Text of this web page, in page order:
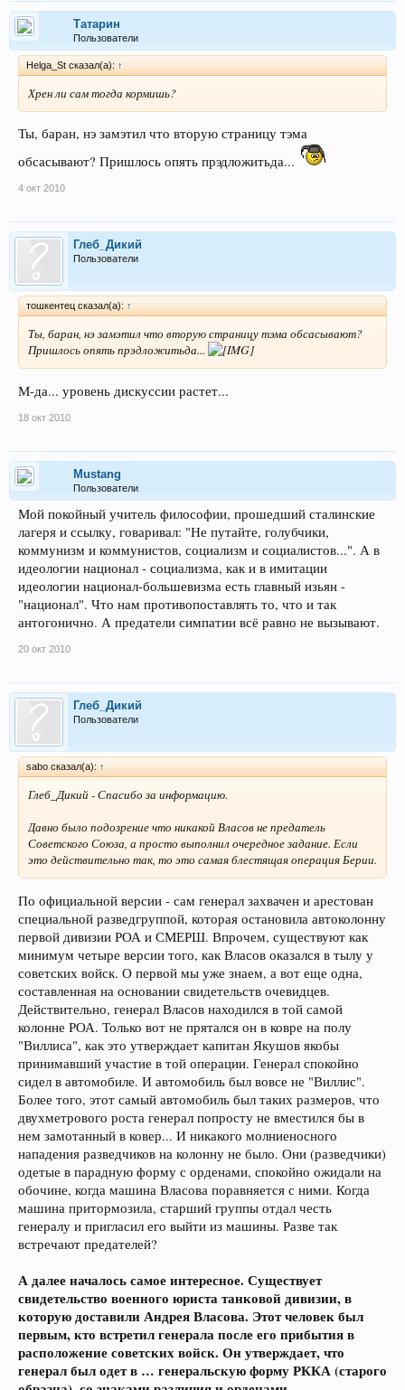
Татарин
Пользователи
Helga_St сказал(а): ↑
Хрен ли сам тогда кормишь?
Ты, баран, нэ замэтил что вторую страницу тэма
обсасывают? Пришлось опять прэдложитьда...
4 окт 2010
Глеб_Дикий
Пользователи
тошкентец сказал(а): ↑
Ты, баран, нэ замэтил что вторую страницу тэма обсасывают?
Пришлось опять прэдложитьда...
М-да... уровень дискуссии растет...
18 окт 2010
Mustang
Пользователи
Мой покойный учитель философии, прошедший сталинские
лагеря и ссылку, говаривал: "Не путайте, голубчики,
коммунизм и коммунистов, социализм и социалистов...". А в
идеологии национал - социализма, как и в имитации
идеологии национал-большевизма есть главный изьян -
"национал". Что нам противопоставлять то, что и так
антогонично. А предатели симпатии всё равно не вызывают.
20 окт 2010
Глеб_Дикий
Пользователи
sabo сказал(а): ↑
Глеб_Дикий - Спасибо за информацию.
Давно было подозрение что никакой Власов не предатель
Советского Союза, а просто выполнил очередное задание. Если
это действительно так, то это самая блестящая операция Берии.
По официальной версии - сам генерал захвачен и арестован
специальной разведгруппой, которая остановила автоколонну
первой дивизии РОА и СМЕРШ. Впрочем, существуют как
минимум четыре версии того, как Власов оказался в тылу у
советских войск. О первой мы уже знаем, а вот еще одна,
составленная на основании свидетельств очевидцев.
Действительно, генерал Власов находился в той самой
колонне РОА. Только вот не прятался он в ковре на полу
"Виллиса", как это утверждает капитан Якушов якобы
принимавший участие в той операции. Генерал спокойно
сидел в автомобиле. И автомобиль был вовсе не "Виллис".
Более того, этот самый автомобиль был таких размеров, что
двухметрового роста генерал попросту не вместился бы в
нем замотанный в ковер... И никакого молниеносного
нападения разведчиков на колонну не было. Они (разведчики)
одетые в парадную форму с орденами, спокойно ожидали на
обочине, когда машина Власова поравняется с ними. Когда
машина притормозила, старший группы отдал честь
генералу и пригласил его выйти из машины. Разве так
встречают предателей?
А далее началось самое интересное. Существует
свидетельство военного юриста танковой дивизии, в
которую доставили Андрея Власова. Этот человек был
первым, кто встретил генерала после его прибытия в
расположение советских войск. Он утверждает, что
генерал был одет в … генеральскую форму РККА (старого